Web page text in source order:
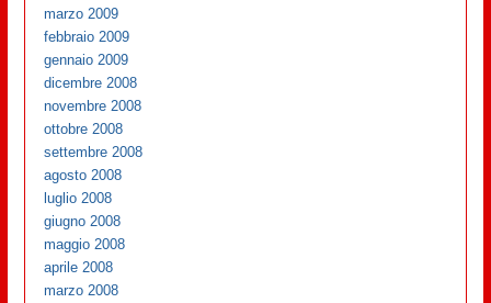
marzo 2009
febbraio 2009
gennaio 2009
dicembre 2008
novembre 2008
ottobre 2008
settembre 2008
agosto 2008
luglio 2008
giugno 2008
maggio 2008
aprile 2008
marzo 2008